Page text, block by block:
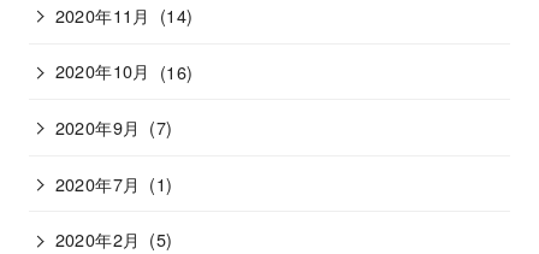
2020年11月 (14)
2020年10月 (16)
2020年9月 (7)
2020年7月 (1)
2020年2月 (5)